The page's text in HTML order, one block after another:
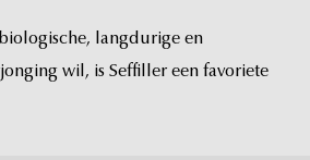
biologische, langdurige en
wil, is Seffiller een favoriete